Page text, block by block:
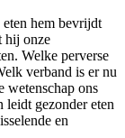
hem bevrijdt
hij onze
Welke perverse
verband is er nu
wetenschap ons
leidt gezonder eten
en